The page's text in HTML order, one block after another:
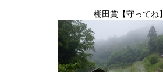
棚田賞【守ってね】